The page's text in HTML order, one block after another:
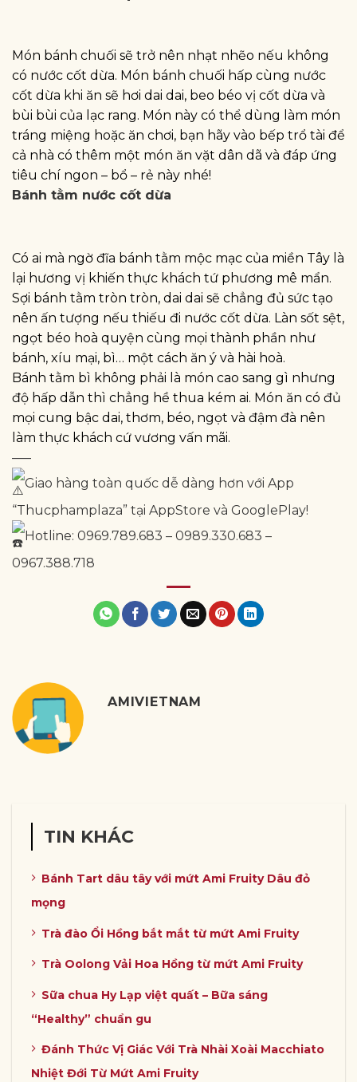
Món bánh chuối sẽ trở nên nhạt nhẽo nếu không
có nước cốt dừa. Món bánh chuối hấp cùng nước
cốt dừa khi ăn sẽ hơi dai dai, beo béo vị cốt dừa và
bùi bùi của lạc rang. Món này có thể dùng làm món
tráng miệng hoặc ăn chơi, bạn hãy vào bếp trổ tài để
cả nhà có thêm một món ăn vặt dân dã và đáp ứng
tiêu chí ngon – bổ – rẻ này nhé!
Bánh tằm nước cốt dừa
Có ai mà ngờ đĩa bánh tằm mộc mạc của miền Tây là
lại hương vị khiến thực khách tứ phương mê mẩn.
Sợi bánh tằm tròn tròn, dai dai sẽ chẳng đủ sức tạo
nên ấn tượng nếu thiếu đi nước cốt dừa. Làn sốt sệt,
ngọt béo hoà quyện cùng mọi thành phần như
bánh, xíu mại, bì… một cách ăn ý và hài hoà.
Bánh tằm bì không phải là món cao sang gì nhưng
độ hấp dẫn thì chẳng hề thua kém ai. Món ăn có đủ
mọi cung bậc dai, thơm, béo, ngọt và đậm đà nên
làm thực khách cứ vương vấn mãi.
—–
Giao hàng toàn quốc dễ dàng hơn với App
“Thucphamplaza” tại AppStore và GooglePlay!
Hotline: 0969.789.683 – 0989.330.683 –
0967.388.718
AMIVIETNAM
TIN KHÁC
Bánh Tart dâu tây với mứt Ami Fruity Dâu đỏ
mọng
Trà đào Ổi Hồng bắt mắt từ mứt Ami Fruity
Trà Oolong Vải Hoa Hồng từ mứt Ami Fruity
Sữa chua Hy Lạp việt quất – Bữa sáng
“Healthy” chuẩn gu
Đánh Thức Vị Giác Với Trà Nhài Xoài Macchiato
Nhiệt Đới Từ Mứt Ami Fruity